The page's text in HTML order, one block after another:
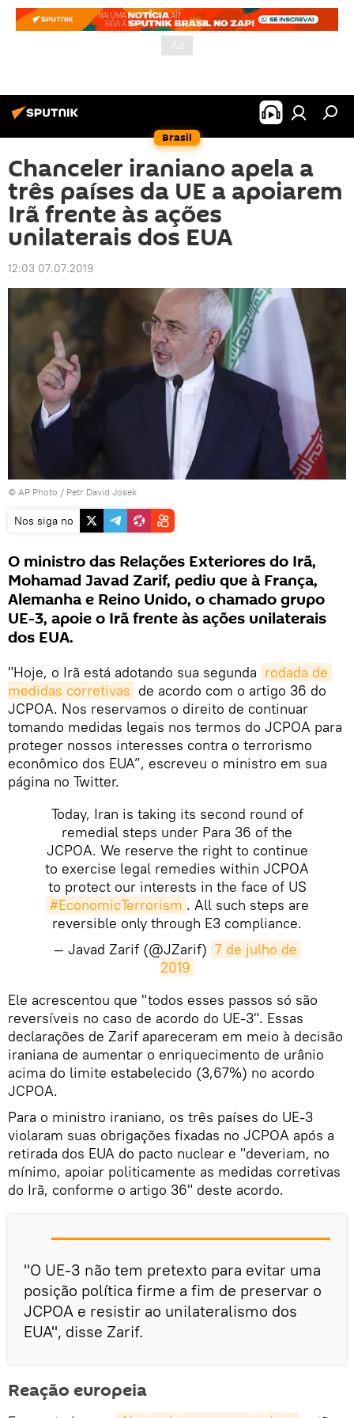
Brasil
Chanceler iraniano apela a
três países da UE a apoiarem
Irã frente às ações
unilaterais dos EUA
12:03 07.07.2019
© AP Photo / Petr David Josek
Nos siga no
O ministro das Relações Exteriores do Irã,
Mohamad Javad Zarif, pediu que à França,
Alemanha e Reino Unido, o chamado grupo
UE-3, apoie o Irã frente às ações unilaterais
dos EUA.
"Hoje, o Irã está adotando sua segunda rodada de
medidas corretivas de acordo com o artigo 36 do
JCPOA. Nos reservamos o direito de continuar
tomando medidas legais nos termos do JCPOA para
proteger nossos interesses contra o terrorismo
econômico dos EUA”, escreveu o ministro em sua
página no Twitter.
Today, Iran is taking its second round of
remedial steps under Para 36 of the
JCPOA. We reserve the right to continue
to exercise legal remedies within JCPOA
to protect our interests in the face of US
#EconomicTerrorism . All such steps are
reversible only through E3 compliance.
— Javad Zarif (@JZarif) 7 de julho de
2019
​Ele acrescentou que "todos esses passos só são
reversíveis no caso de acordo do UE-3". Essas
declarações de Zarif apareceram em meio à decisão
iraniana de aumentar o enriquecimento de urânio
acima do limite estabelecido (3,67%) no acordo
JCPOA.
Para o ministro iraniano, os três países do UE-3
violaram suas obrigações fixadas no JCPOA após a
retirada dos EUA do pacto nuclear e "deveriam, no
mínimo, apoiar politicamente as medidas corretivas
do Irã, conforme o artigo 36" deste acordo.
​"O UE-3 não tem pretexto para evitar uma
posição política firme a fim de preservar o
JCPOA e resistir ao unilateralismo dos
EUA", disse Zarif.
Reação europeia